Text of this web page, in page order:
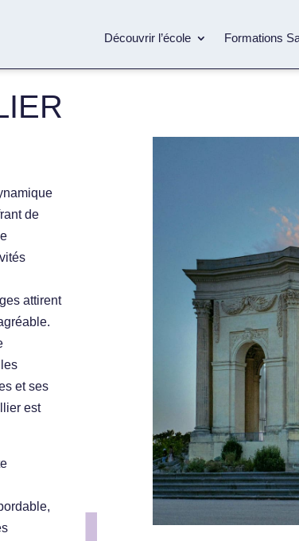
Découvrir l’école Formations
de
attirent
et ses
est